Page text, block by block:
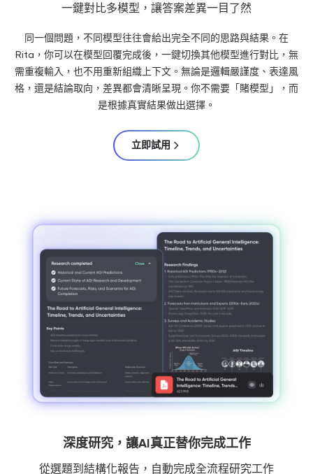
一鍵對比多模型，讓答案差異一目了然
同一個問題，不同模型往往會給出完全不同的思路與結果。在
Rita，你可以在模型回覆完成後，一鍵切換其他模型進行對比，無
需重複輸入，也不用重新組織上下文。無論是邏輯嚴謹度、表達風
格，還是結論取向，差異都會清晰呈現。你不需要「賭模型」，而
是根據真實結果做出選擇。
立即試用
深度研究，讓AI真正替你完成工作
從選題到結構化報告，自動完成全流程研究工作